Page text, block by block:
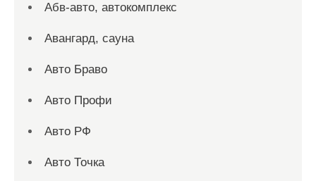
Абв-авто, автокомплекс
Авангард, сауна
Авто Браво
Авто Профи
Авто РФ
Авто Точка